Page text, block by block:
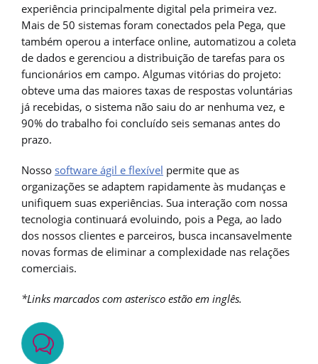
experiência principalmente digital pela primeira vez.
Mais de 50 sistemas foram conectados pela Pega, que
também operou a interface online, automatizou a coleta
de dados e gerenciou a distribuição de tarefas para os
funcionários em campo. Algumas vitórias do projeto:
obteve uma das maiores taxas de respostas voluntárias
já recebidas, o sistema não saiu do ar nenhuma vez, e
90% do trabalho foi concluído seis semanas antes do
prazo.
Nosso software ágil e flexível permite que as
organizações se adaptem rapidamente às mudanças e
unifiquem suas experiências. Sua interação com nossa
tecnologia continuará evoluindo, pois a Pega, ao lado
dos nossos clientes e parceiros, busca incansavelmente
novas formas de eliminar a complexidade nas relações
comerciais.
*Links marcados com asterisco estão em inglês.